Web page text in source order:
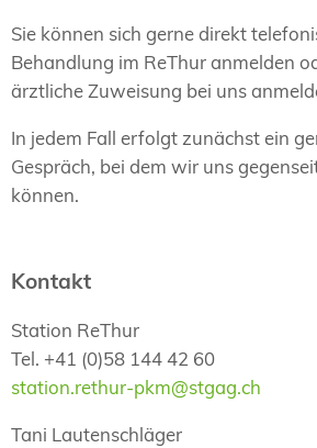
Sie können sich gerne direkt
Behandlung im ReThur anmelden
ärztliche Zuweisung bei uns
In jedem Fall erfolgt zunächst ein
Gespräch, bei dem wir uns
können.
Kontakt
Station ReThur
Tel. +41 (0)58 144 42 60
station.rethur-pkm@stgag.ch
Tani Lautenschläger